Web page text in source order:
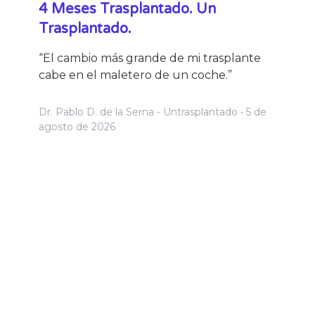
4 Meses Trasplantado. Un
Trasplantado.
“El cambio más grande de mi trasplante
cabe en el maletero de un coche.”
Dr. Pablo D. de la Serna - Untrasplantado
5 de
agosto de 2026